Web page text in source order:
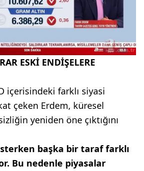
ESKİ ENDİŞELERE
içerisindeki farklı siyasi
çeken Erdem, küresel
yeniden öne çıktığını
başka bir taraf farklı
Bu nedenle piyasalar